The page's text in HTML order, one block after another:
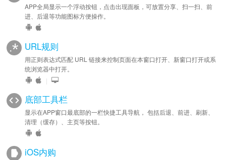
APP全局显示一个浮动按钮，点击出现面板，可放置分享、扫一扫、前
进、后退等功能图标方便操作。
URL规则
用正则表达式匹配 URL 链接来控制页面在本窗口打开、新窗口打开或系
统浏览器中打开。
|
底部工具栏
显示在APP窗口最底部的一栏快捷工具导航， 包括后退、前进、刷新、
清理（缓存）、主页等按钮。
iOS内购